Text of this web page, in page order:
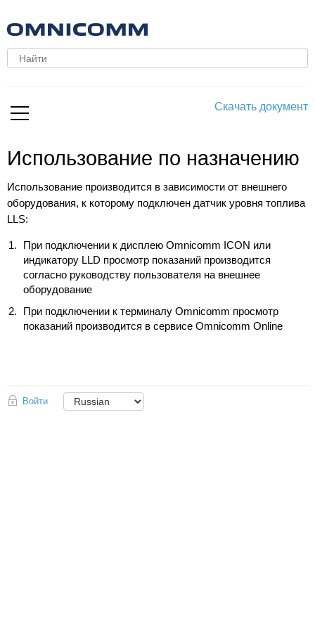
Скачать документ
Использование по назначению
Использование производится в зависимости от внешнего
оборудования, к которому подключен датчик уровня топлива
LLS:
При подключении к дисплею Omnicomm ICON или
индикатору LLD просмотр показаний производится
согласно руководству пользователя на внешнее
оборудование
При подключении к терминалу Omnicomm просмотр
показаний производится в сервисе Omnicomm Online
Войти